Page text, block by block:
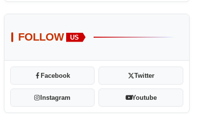
FOLLOW US
Facebook Twitter
Instagram Youtube